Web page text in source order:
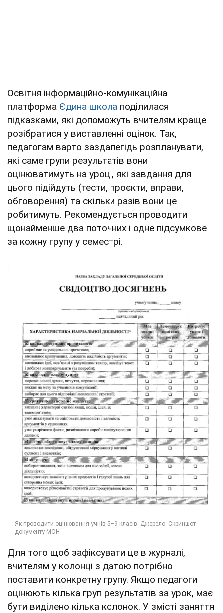
Освітня інформаційно-комунікаційна
платформа Єдина школа поділилася
підказками, які допоможуть вчителям краще
розібратися у виставленні оцінок. Так,
педагогам варто заздалегідь розпланувати,
які саме групи результатів вони
оцінюватимуть на уроці, які завдання для
цього підійдуть (тести, проєкти, вправи,
обговорення) та скільки разів вони це
робитимуть. Рекомендується проводити
щонайменше два поточних і одне підсумкове
за кожну групу у семестрі.
Для того щоб зафіксувати це в журналі,
вчителям у колонці з датою потрібно
поставити конкретну групу. Якщо педагоги
оцінюють кілька груп результатів за урок, має
бути виділено кілька колонок. У змісті заняття